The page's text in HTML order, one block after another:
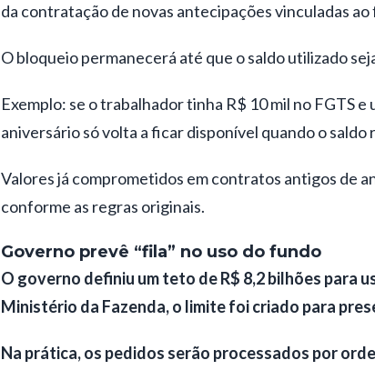
da contratação de novas antecipações vinculadas ao
O bloqueio permanecerá até que o saldo utilizado
Exemplo: se o trabalhador tinha R$ 10 mil no FGTS
aniversário só volta a ficar disponível quando o saldo
Valores já comprometidos em contratos antigos de
conforme as regras originais.
Governo prevê “fila” no uso do fundo
O governo definiu um teto de R$ 8,2 bilhões para
Ministério da Fazenda, o limite foi criado para
Na prática, os pedidos serão processados por